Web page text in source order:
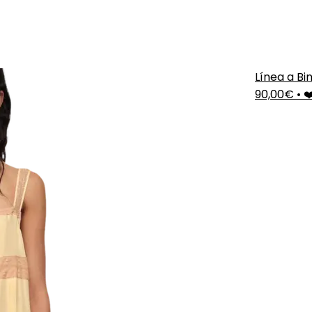
Línea a
90,00€ •